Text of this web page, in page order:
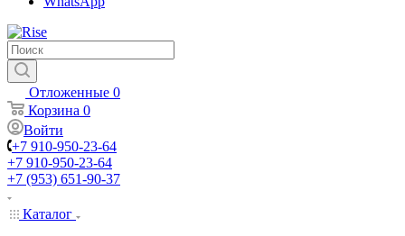
Отложенные 0
Корзина 0
Войти
+7 910-950-23-64
+7 910-950-23-64
+7 (953) 651-90-37
Каталог